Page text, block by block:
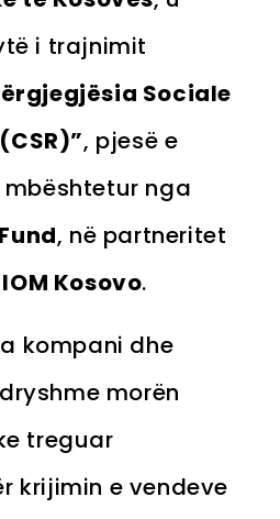
i trajnimit
Sociale
, pjesë e
mbështetur nga
, në partneritet
IOM Kosovo.
kompani dhe
morën
treguar
krijimin e vendeve